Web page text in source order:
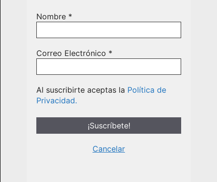
Nombre *
Correo Electrónico *
Al suscribirte aceptas la Política de
Privacidad.
Cancelar